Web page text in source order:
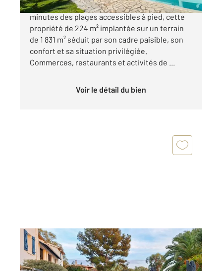
La Croix-Valmer À seulement quelques
minutes des plages accessibles à pied, cette
propriété de 224 m² implantée sur un terrain
de 1 831 m² séduit par son cadre paisible, son
confort et sa situation privilégiée.
Commerces, restaurants et activités de ...
Voir le détail du bien
LA CROIX VALMER 83
384 m2, 20 pièces
Ref : 5352